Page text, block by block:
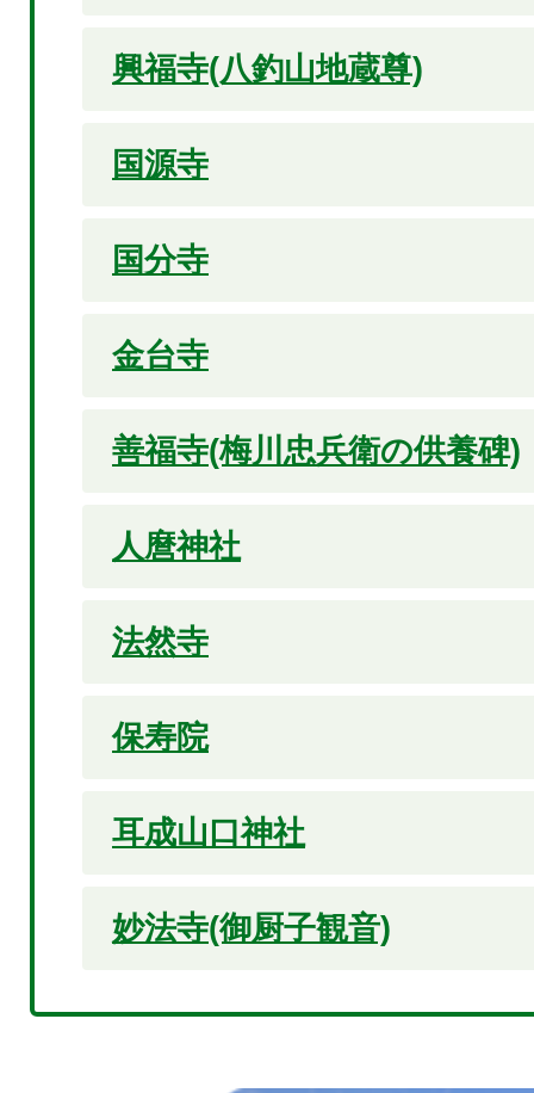
興福寺(八釣山地蔵尊)
国源寺
国分寺
金台寺
善福寺(梅川忠兵衛の供養碑)
人麿神社
法然寺
保寿院
耳成山口神社
妙法寺(御厨子観音)